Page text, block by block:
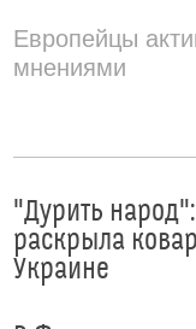
Европейцы
мнениями
"Дурить
раскрыла
Украине